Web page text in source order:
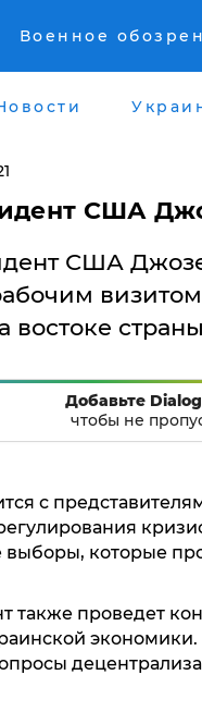
Военное
США
США
востоке
Добавьте
чтобы не
с
выборы, которые
также проведет
экономики.